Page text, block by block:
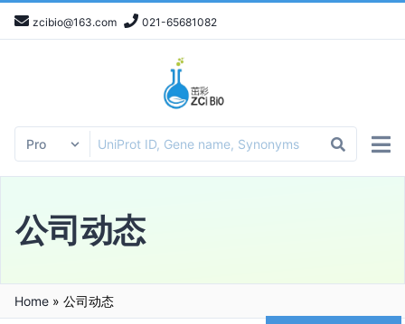
zcibio@163.com 021-65681082
公司动态
Home » 公司动态